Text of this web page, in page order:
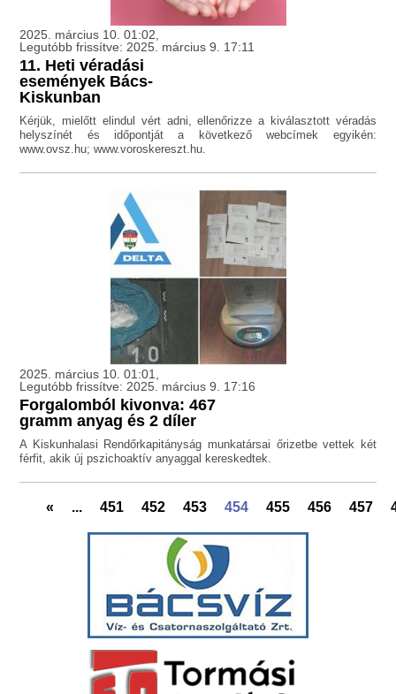
2025. március 10. 01:02,
Legutóbb frissítve: 2025. március 9. 17:11
11. Heti véradási
események Bács-
Kiskunban
Kérjük, mielőtt elindul vért adni, ellenőrizze a kiválasztott véradás
helyszínét és időpontját a következő webcímek egyikén:
www.ovsz.hu; www.voroskereszt.hu.
2025. március 10. 01:01,
Legutóbb frissítve: 2025. március 9. 17:16
Forgalomból kivonva: 467
gramm anyag és 2 díler
A Kiskunhalasi Rendőrkapitányság munkatársai őrizetbe vettek két
férfit, akik új pszichoaktív anyaggal kereskedtek.
« ... 451 452 453 454 455 456 457